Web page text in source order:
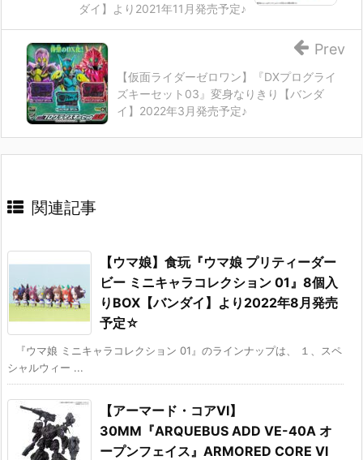
ダイ】より2021年11月発売予定♪
【仮面ライダーゼロワン】『DXプログライ
ズキーセット03』変身なりきり【バンダ
イ】2022年3月発売予定♪
Prev
関連記事
【ウマ娘】食玩『ウマ娘 プリティーダー
ビー ミニキャラコレクション 01』8個入
りBOX【バンダイ】より2022年8月発売
予定☆
『ウマ娘 ミニキャラコレクション 01』のラインナップは、 １、スペ
シャルウィー ...
【アーマード・コアVI】
30MM『ARQUEBUS ADD VE-40A オ
ープンフェイス』ARMORED CORE Ⅵ